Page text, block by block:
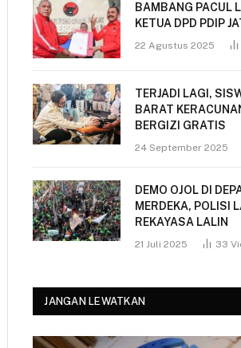
BAMBANG PACUL
KETUA DPD PDIP
22 Agustus 2025
TERJADI LAGI,
BARAT
BERGIZI GRATIS
24 September 2025
DEMO OJOL DI
MERDEKA, POLISI
REKAYASA LALIN
21 Juli 2025 33
JANGAN LEWATKAN